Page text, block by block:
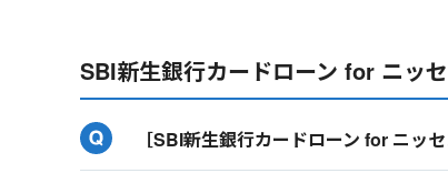
SBI新生銀行カードローン for ニッ
［SBI新生銀行カードローン for ニッ